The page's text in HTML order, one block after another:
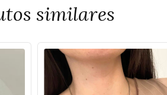
similares